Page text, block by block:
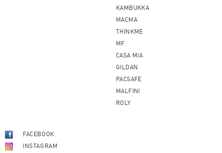
KAMBUKKA
MACMA
THINKME
MF
CASA MIA
GILDAN
PACSAFE
MALFINI
ROLY
FACEBOOK
INSTAGRAM